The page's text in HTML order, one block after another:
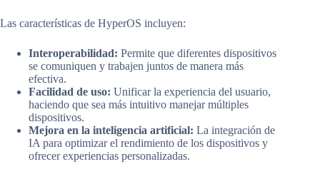
Las características de HyperOS incluyen:
Interoperabilidad: Permite que diferentes dispositivos
se comuniquen y trabajen juntos de manera más
efectiva.
Facilidad de uso: Unificar la experiencia del usuario,
haciendo que sea más intuitivo manejar múltiples
dispositivos.
Mejora en la inteligencia artificial: La integración de
IA para optimizar el rendimiento de los dispositivos y
ofrecer experiencias personalizadas.